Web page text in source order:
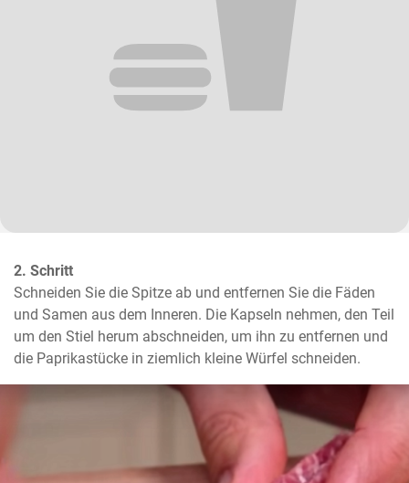
2. Schritt
Schneiden Sie die Spitze ab und entfernen Sie die Fäden
und Samen aus dem Inneren. Die Kapseln nehmen, den Teil
um den Stiel herum abschneiden, um ihn zu entfernen und
die Paprikastücke in ziemlich kleine Würfel schneiden.